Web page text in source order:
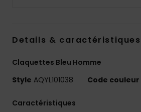
Details & caractéristiques
Claquettes Bleu Homme
Style AQYL101038 Code couleur
Caractéristiques